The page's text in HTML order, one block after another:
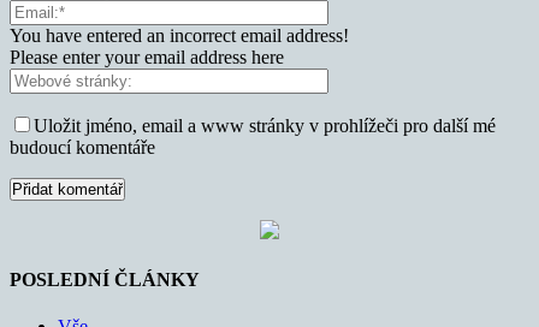
You have entered an incorrect email address!
Please enter your email address here
Uložit jméno, email a www stránky v prohlížeči pro další mé
budoucí komentáře
POSLEDNÍ ČLÁNKY